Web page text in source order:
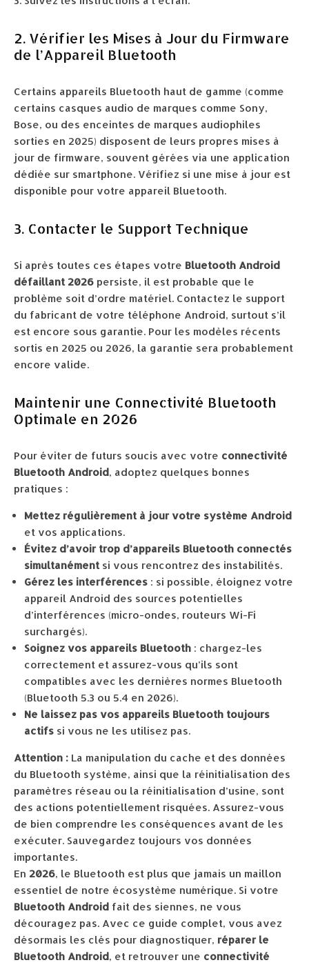
2. Vérifier les Mises à Jour du Firmware
de l’Appareil Bluetooth
Certains appareils Bluetooth haut de gamme (comme
certains casques audio de marques comme Sony,
Bose, ou des enceintes de marques audiophiles
sorties en 2025) disposent de leurs propres mises à
jour de firmware, souvent gérées via une application
dédiée sur smartphone. Vérifiez si une mise à jour est
disponible pour votre appareil Bluetooth.
3. Contacter le Support Technique
Si après toutes ces étapes votre Bluetooth Android
défaillant 2026 persiste, il est probable que le
problème soit d’ordre matériel. Contactez le support
du fabricant de votre téléphone Android, surtout s’il
est encore sous garantie. Pour les modèles récents
sortis en 2025 ou 2026, la garantie sera probablement
encore valide.
Maintenir une Connectivité Bluetooth
Optimale en 2026
Pour éviter de futurs soucis avec votre connectivité
Bluetooth Android, adoptez quelques bonnes
pratiques :
Mettez régulièrement à jour votre système Android
et vos applications.
Évitez d’avoir trop d’appareils Bluetooth connectés
simultanément si vous rencontrez des instabilités.
Gérez les interférences : si possible, éloignez votre
appareil Android des sources potentielles
d’interférences (micro-ondes, routeurs Wi-Fi
surchargés).
Soignez vos appareils Bluetooth : chargez-les
correctement et assurez-vous qu’ils sont
compatibles avec les dernières normes Bluetooth
(Bluetooth 5.3 ou 5.4 en 2026).
Ne laissez pas vos appareils Bluetooth toujours
actifs si vous ne les utilisez pas.
Attention : La manipulation du cache et des données
du Bluetooth système, ainsi que la réinitialisation des
paramètres réseau ou la réinitialisation d’usine, sont
des actions potentiellement risquées. Assurez-vous
de bien comprendre les conséquences avant de les
exécuter. Sauvegardez toujours vos données
importantes.
En 2026, le Bluetooth est plus que jamais un maillon
essentiel de notre écosystème numérique. Si votre
Bluetooth Android fait des siennes, ne vous
découragez pas. Avec ce guide complet, vous avez
désormais les clés pour diagnostiquer, réparer le
Bluetooth Android, et retrouver une connectivité